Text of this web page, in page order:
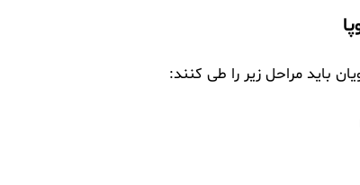
باید مراحل زیر را طی کنند: